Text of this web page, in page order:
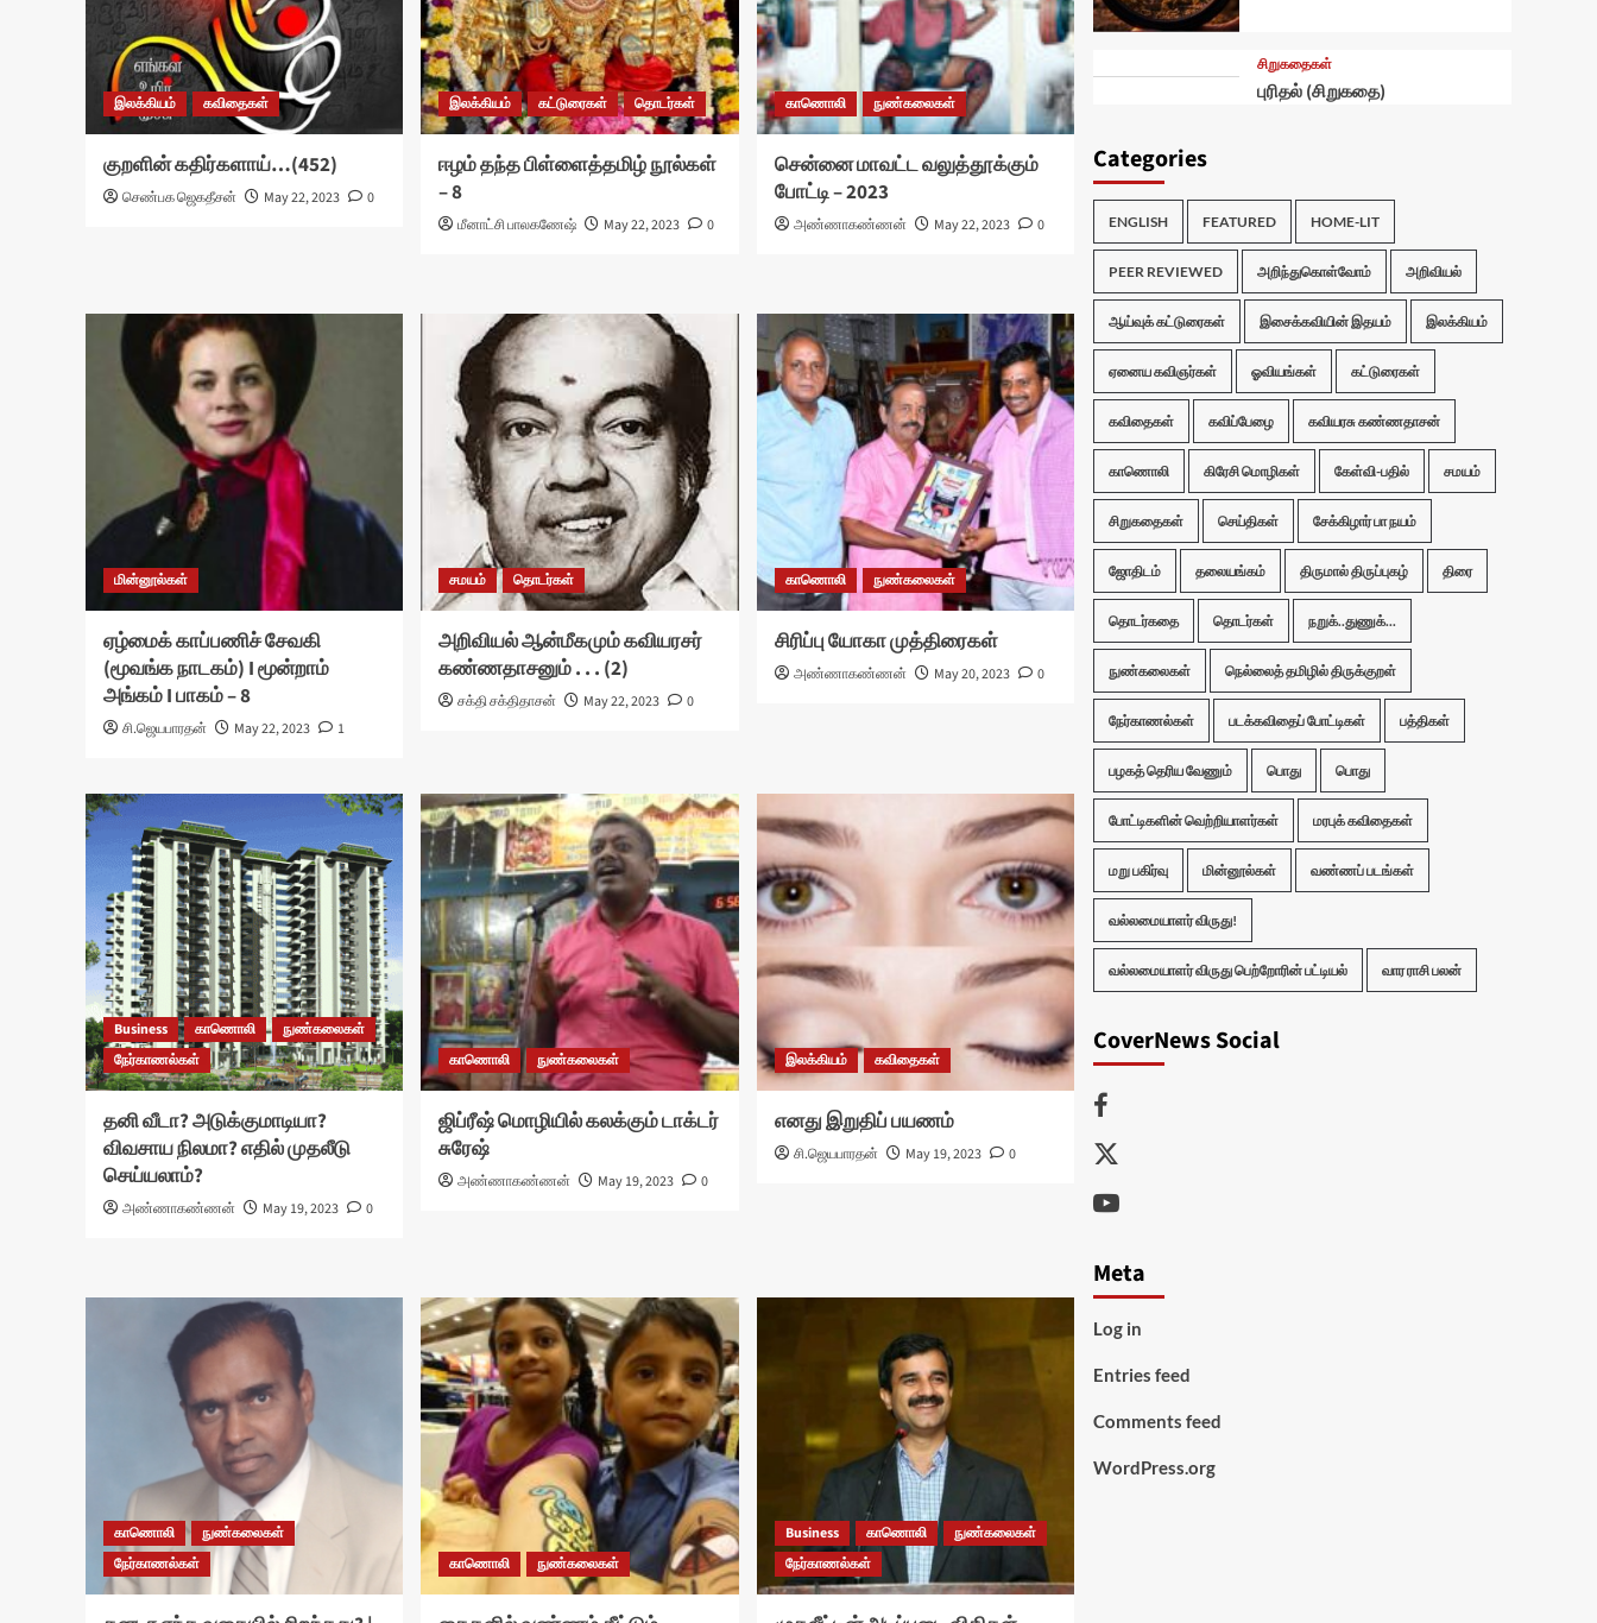
இலக்கியம் கவிதைகள்
குறளின் கதிர்களாய்…(452)
செண்பக ஜெகதீசன் May 22, 2023 0
இலக்கியம் கட்டுரைகள் தொடர்கள்
ஈழம் தந்த பிள்ளைத்தமிழ் நூல்கள்
– 8
மீனாட்சி பாலகணேஷ் May 22, 2023 0
காணொலி நுண்கலைகள்
சென்னை மாவட்ட வலுத்தூக்கும்
போட்டி – 2023
அண்ணாகண்ணன் May 22, 2023 0
மின்னூல்கள்
ஏழ்மைக் காப்பணிச் சேவகி
(மூவங்க நாடகம்) I மூன்றாம்
அங்கம் I பாகம் – 8
சி.ஜெயபாரதன் May 22, 2023 1
சமயம் தொடர்கள்
அறிவியல் ஆன்மீகமும் கவியரசர்
கண்ணதாசனும் . . . (2)
சக்தி சக்திதாசன் May 22, 2023 0
காணொலி நுண்கலைகள்
சிரிப்பு யோகா முத்திரைகள்
அண்ணாகண்ணன் May 20, 2023 0
Business காணொலி
நுண்கலைகள்
நேர்காணல்கள்
தனி வீடா? அடுக்குமாடியா?
விவசாய நிலமா? எதில் முதலீடு
செய்யலாம்?
அண்ணாகண்ணன் May 19, 2023 0
காணொலி நுண்கலைகள்
ஜிப்ரீஷ் மொழியில் கலக்கும் டாக்டர்
சுரேஷ்
அண்ணாகண்ணன் May 19, 2023 0
இலக்கியம் கவிதைகள்
எனது இறுதிப் பயணம்
சி.ஜெயபாரதன் May 19, 2023 0
காணொலி
நுண்கலைகள்
நேர்காணல்கள்
காணொலி நுண்கலைகள்
Business காணொலி
நுண்கலைகள்
நேர்காணல்கள்
சிறுகதைகள்
புரிதல் (சிறுகதை)
Categories
ENGLISH FEATURED HOME-LIT
PEER REVIEWED அறிந்துகொள்வோம் அறிவியல்
ஆய்வுக் கட்டுரைகள் இசைக்கவியின் இதயம் இலக்கியம்
ஏனைய கவிஞர்கள் ஓவியங்கள் கட்டுரைகள்
கவிதைகள் கவிப்பேழை கவியரசு கண்ணதாசன்
காணொலி கிரேசி மொழிகள் கேள்வி-பதில் சமயம்
சிறுகதைகள் செய்திகள் சேக்கிழார் பா நயம்
ஜோதிடம் தலையங்கம் திருமால் திருப்புகழ் திரை
தொடர்கதை தொடர்கள் நறுக்..துணுக்...
நுண்கலைகள் நெல்லைத் தமிழில் திருக்குறள்
நேர்காணல்கள் படக்கவிதைப் போட்டிகள் பத்திகள்
பழகத் தெரிய வேணும் பொது பொது
போட்டிகளின் வெற்றியாளர்கள் மரபுக் கவிதைகள்
மறு பகிர்வு மின்னூல்கள் வண்ணப் படங்கள்
வல்லமையாளர் விருது!
வல்லமையாளர் விருது பெற்றோரின் பட்டியல் வார ராசி பலன்
CoverNews Social
Facebook
Twitter
Youtube
Meta
Log in
Entries feed
Comments feed
WordPress.org